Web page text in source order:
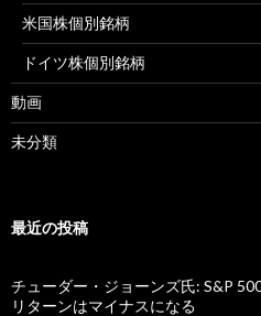
米国株個別銘柄
ドイツ株個別銘柄
動画
未分類
最近の投稿
チューダー・ジョーンズ氏: S&P
リターンはマイナスになる